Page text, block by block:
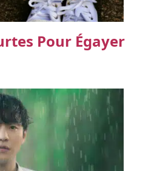
Pour Égayer